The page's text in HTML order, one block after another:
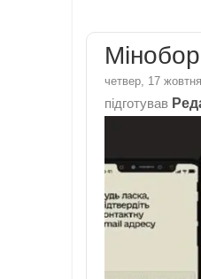
четвер, 17
підготував